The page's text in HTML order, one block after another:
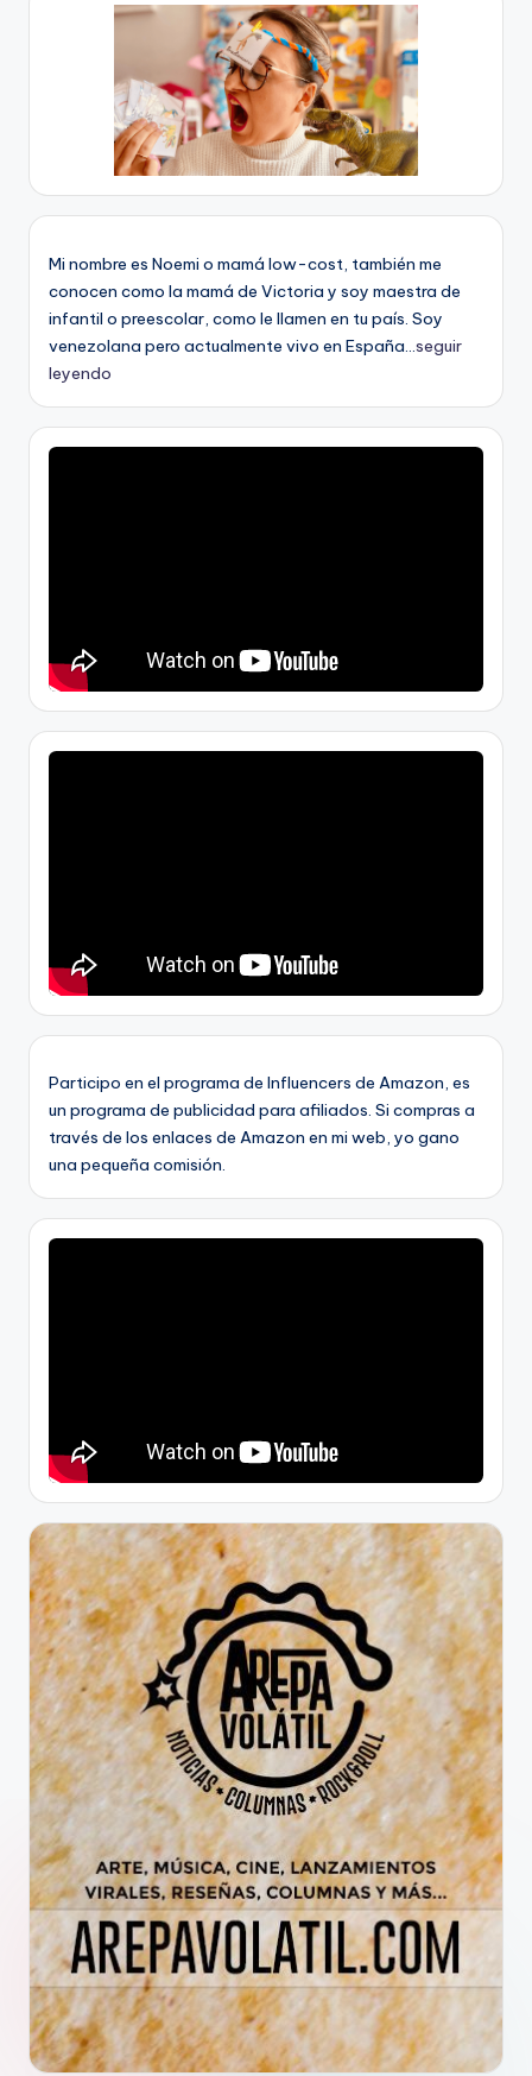
Mi nombre es Noemi o mamá low-cost, también me
conocen como la mamá de Victoria y soy maestra de
infantil o preescolar, como le llamen en tu país. Soy
venezolana pero actualmente vivo en España...seguir
leyendo
Participo en el programa de Influencers de Amazon, es
un programa de publicidad para afiliados. Si compras a
través de los enlaces de Amazon en mi web, yo gano
una pequeña comisión.